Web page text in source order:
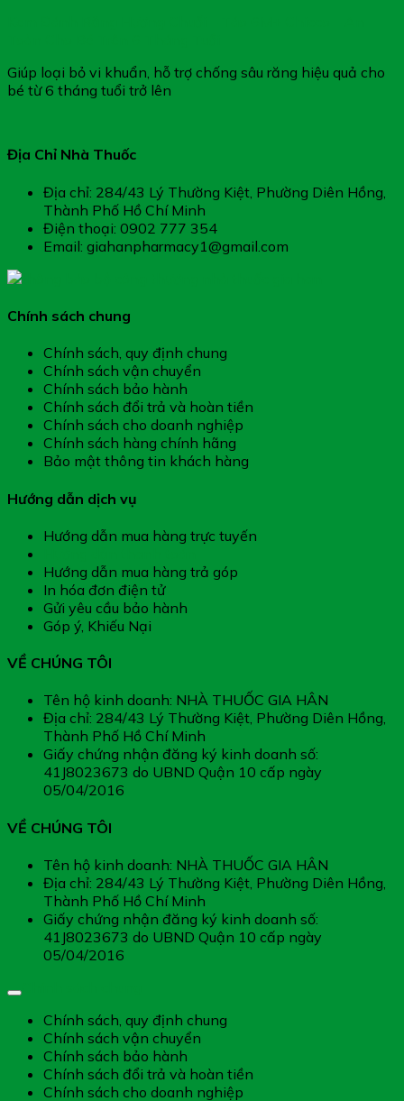
Giúp loại bỏ vi khuẩn, hỗ trợ chống sâu răng hiệu quả cho
bé từ 6 tháng tuổi trở lên
Địa Chỉ Nhà Thuốc
Địa chỉ: 284/43 Lý Thường Kiệt, Phường Diên Hồng,
Thành Phố Hồ Chí Minh
Điện thoại: 0902 777 354
Email: giahanpharmacy1@gmail.com
Chính sách chung
Chính sách, quy định chung
Chính sách vận chuyển
Chính sách bảo hành
Chính sách đổi trả và hoàn tiền
Chính sách cho doanh nghiệp
Chính sách hàng chính hãng
Bảo mật thông tin khách hàng
Hướng dẫn dịch vụ
Hướng dẫn mua hàng trực tuyến
Hướng dẫn mua hàng trả góp
In hóa đơn điện tử
Gửi yêu cầu bảo hành
Góp ý, Khiếu Nại
VỀ CHÚNG TÔI
Tên hộ kinh doanh: NHÀ THUỐC GIA HÂN
Địa chỉ: 284/43 Lý Thường Kiệt, Phường Diên Hồng,
Thành Phố Hồ Chí Minh
Giấy chứng nhận đăng ký kinh doanh số:
41J8023673 do UBND Quận 10 cấp ngày
05/04/2016
VỀ CHÚNG TÔI
Tên hộ kinh doanh: NHÀ THUỐC GIA HÂN
Địa chỉ: 284/43 Lý Thường Kiệt, Phường Diên Hồng,
Thành Phố Hồ Chí Minh
Giấy chứng nhận đăng ký kinh doanh số:
41J8023673 do UBND Quận 10 cấp ngày
05/04/2016
Chính sách, quy định chung
Chính sách vận chuyển
Chính sách bảo hành
Chính sách đổi trả và hoàn tiền
Chính sách cho doanh nghiệp